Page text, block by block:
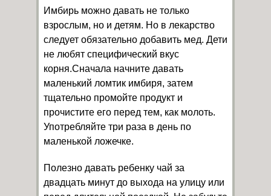
Имбирь можно давать не только
взрослым, но и детям. Но в лекарство
следует обязательно добавить мед. Дети
не любят специфический вкус
корня.Сначала начните давать
маленький ломтик имбиря, затем
тщательно промойте продукт и
прочистите его перед тем, как молоть.
Употребляйте три раза в день по
маленькой ложечке.
Полезно давать ребенку чай за
двадцать минут до выхода на улицу или